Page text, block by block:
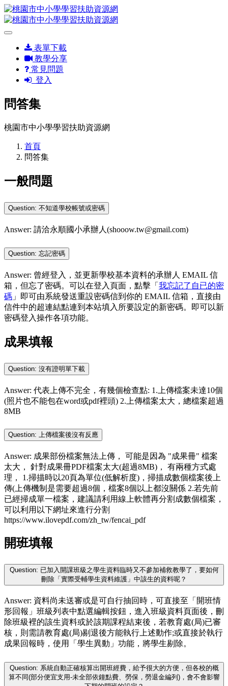
表單下載
教學分享
常見問題
登入
問答集
桃園市中小學學習扶助資源網
首頁
問答集
一般問題
Question: 不知道學校帳號或密碼
Answer: 請洽永順國小承辦人(shooow.tw@gmail.com)
Question: 忘記密碼
Answer: 曾經登入，並更新學校基本資料的承辦人 EMAIL 信
箱，但忘了密碼。可以在登入頁面，點擊「 我忘記了自已的密
碼 」即可由系統發送重設密碼信到你的 EMAIL 信箱，直接由
信件中的超連結點連到本站填入所要設定的新密碼。即可以新
密碼登入操作各項功能。
成果填報
Question: 沒有證明單下載
Answer: 代表上傳不完全，有幾個檢查點: 1.上傳檔案未達10個
(照片也不能包在word或pdf裡頭) 2.上傳檔案太大，總檔案超過
8MB
Question: 上傳檔案後沒有反應
Answer: 成果部份檔案無法上傳， 可能是因為 "成果冊" 檔案
太大， 針對成果冊PDF檔案太大(超過8MB)， 有兩種方式處
理， 1.掃描時以20頁為單位(低解析度)，掃描成數個檔案後上
傳(上傳機制是需要超過8個，檔案8個以上都沒關係 2.若先前
已經掃成單一檔案，建議請利用線上軟體再分割成數個檔案，
可以利用以下網址來進行分割
https://www.ilovepdf.com/zh_tw/fencai_pdf
開班填報
Question: 已加入開課班級之學生資料臨時又不參加補救教學了，要如何
刪除「實際受輔學生資料維護」中該生的資料呢？
Answer: 資料尚未送審或是可自行抽回時，可直接至「開班情
形回報」班級列表中點選編輯按鈕，進入班級資料頁面後，刪
除班級裡的該生資料或於該期課程結束後，若教育處(局)已審
核，則需請教育處(局)剔退後方能執行上述動作;或直接於執行
成果回報時，使用「學生異動」功能，將學生剔除。
Question: 系統自動正確核算出開班經費，給予很大的方便，但各校的概
算不同(部分便宜支用-未全部依鐘點費、勞保，勞退金編列)，會不會影響